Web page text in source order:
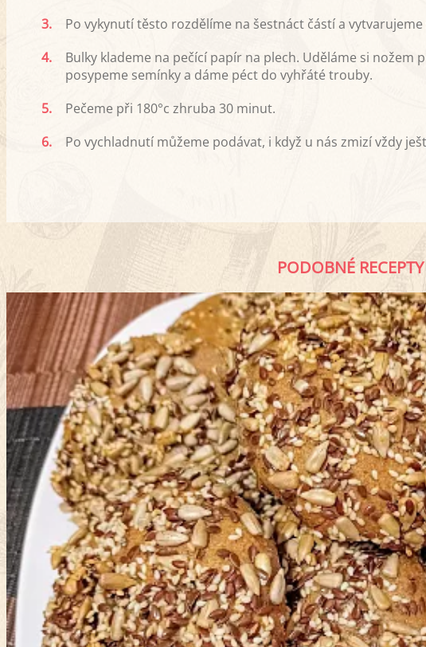
3.
Po vykynutí těsto rozdělíme na šestnáct částí a vytvarujeme
4.
Bulky klademe na pečící papír na plech. Uděláme si nožem
posypeme semínky a dáme péct do vyhřáté trouby.
5.
Pečeme při 180°c zhruba 30 minut.
6.
Po vychladnutí můžeme podávat, i když u nás zmizí vždy
PODOBNÉ RECEPTY